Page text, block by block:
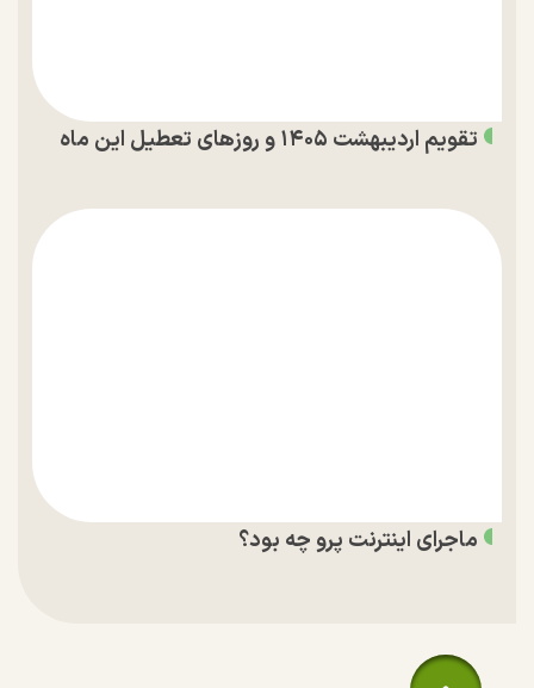
تقویم اردیبهشت ۱۴۰۵ و روز‌های تعطیل این ماه
ماجرای اینترنت پرو چه بود؟